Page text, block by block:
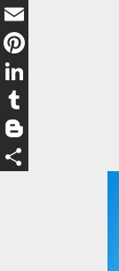
WhatsApp
Email
Pinterest
LinkedIn
Tumblr
Blogger